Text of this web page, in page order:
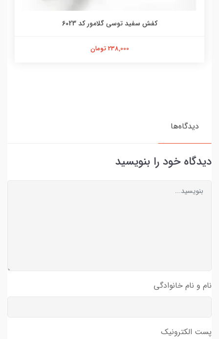
کفش سفید توسی گلامور کد 6023
238,000 تومان
دیدگاه‌ها
دیدگاه خود را بنویسید
نام و نام خانوادگی
پست الکترونیک